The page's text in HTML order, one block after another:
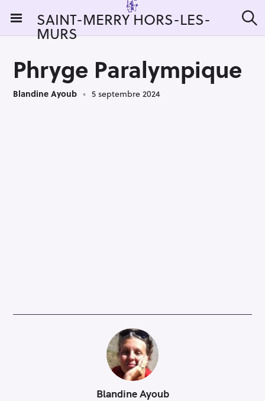
i
SAINT-MERRY HORS-LES-
MURS e
Phryge Paralympique
Blandine Ayoub 5 septembre 2024
Blandine Ayoub